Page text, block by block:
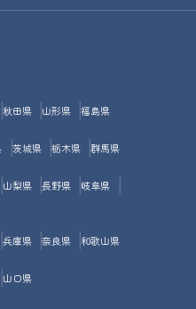
秋田県 山形県 福島県
茨城県 栃木県 群馬県
山梨県 長野県
岐阜県
兵庫県 奈良県 和歌山県
山口県